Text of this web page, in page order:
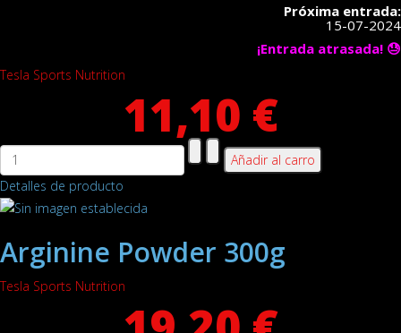
Próxima entrada:
15-07-2024
¡Entrada atrasada! 😓
Tesla Sports Nutrition
11,10 €
Detalles de producto
Arginine Powder 300g
Tesla Sports Nutrition